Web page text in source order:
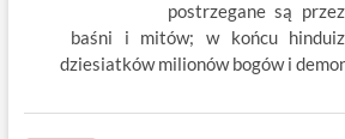
postrzegane są
baśni i mitów; w końcu
dziesiatków milionów bogów i